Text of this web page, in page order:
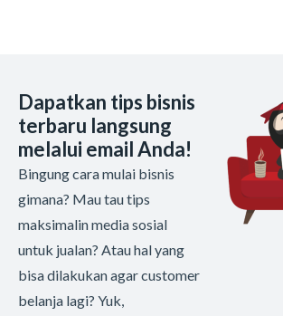
Dapatkan tips bisnis
terbaru langsung
melalui email Anda!
Bingung cara mulai bisnis
gimana? Mau tau tips
maksimalin media sosial
untuk jualan? Atau hal yang
bisa dilakukan agar customer
belanja lagi? Yuk,